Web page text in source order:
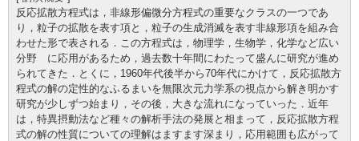
反応拡散方程式は，非線形偏微分方程式の重要なクラスの一つであ
り，粒子の拡散を表す項と，粒子の生成消滅を表す非線形項を組み合
わせた形で表される．この方程式は，物理学，生物学，化学など広い
分野 に応用があるため，過去数十年間にわたって盛んに研究が進め
られてきた．とくに，1960年代後半から70年代にかけて，反応拡散方
程式の解の定性的なふるまいを無限次元力学系の視点から解き明かす
研究が少しずつ始まり，その後，大きな流れになっていった．近年
は，特異摂動法など種々の解析手法の発展と相まって，反応拡散方程
式の解の性質についての理解はますます深まり，応用範囲も広がって